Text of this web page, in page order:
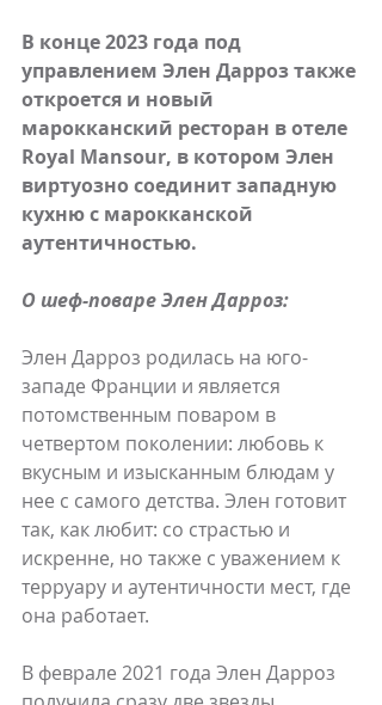
В конце 2023 года под
управлением Элен Дарроз также
откроется и новый
марокканский ресторан в отеле
Royal Mansour, в котором Элен
виртуозно соединит западную
кухню с марокканской
аутентичностью.
О шеф-поваре Элен Дарроз:
Элен Дарроз родилась на юго-
западе Франции и является
потомственным поваром в
четвертом поколении: любовь к
вкусным и изысканным блюдам у
нее с самого детства. Элен готовит
так, как любит: со страстью и
искренне, но также с уважением к
терруару и аутентичности мест, где
она работает.
В феврале 2021 года Элен Дарроз